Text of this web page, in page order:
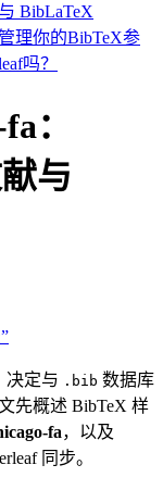
BibLaTeX
理你的BibTeX参
吗？
：
与
决定与 .bib 数据库
先概述 BibTeX 样
fa，以及
同步。